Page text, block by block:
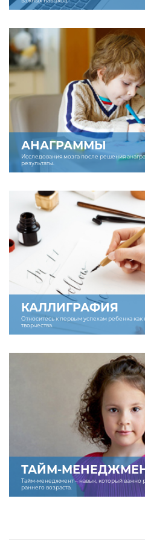
АНАГРАММЫ
Исследования мозга после решения
результаты.
КАЛЛИГРАФИЯ
Относитесь к первым успехам ребенка
творчества.
ТАЙМ-
Тайм-менеджмент – навык, который важно
раннего возраста.